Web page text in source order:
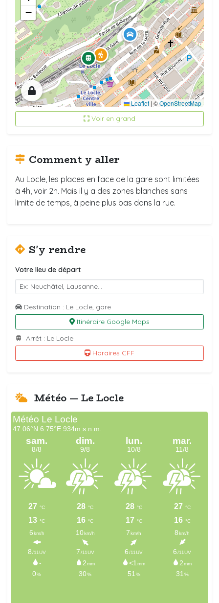
−
Leaflet | ©OpenStreetMap
Voir en grand
Comment y aller
Au Locle, les places en face de la gare sont limitées
à 4h, voir 2h. Mais il y a des zones blanches sans
limite de temps, à peine plus bas dans la rue.
S'y rendre
Votre lieu de départ
Destination : Le Locle, gare
Itinéraire Google Maps
Arrêt : Le Locle
Horaires CFF
Météo — Le Locle